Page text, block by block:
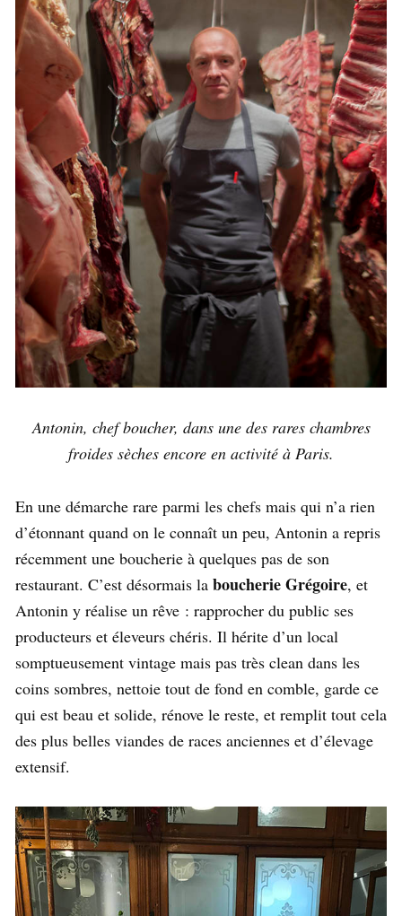
Antonin, chef boucher, dans une des rares chambres
froides sèches encore en activité à Paris.
En une démarche rare parmi les chefs mais qui n’a rien
d’étonnant quand on le connaît un peu, Antonin a repris
récemment une boucherie à quelques pas de son
restaurant. C’est désormais la boucherie Grégoire, et
Antonin y réalise un rêve : rapprocher du public ses
producteurs et éleveurs chéris. Il hérite d’un local
somptueusement vintage mais pas très clean dans les
coins sombres, nettoie tout de fond en comble, garde ce
qui est beau et solide, rénove le reste, et remplit tout cela
des plus belles viandes de races anciennes et d’élevage
extensif.